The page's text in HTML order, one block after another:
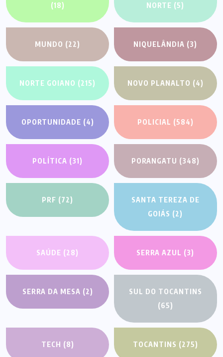
(18)
NORTE (5)
MUNDO (22) NIQUELÂNDIA (3)
NORTE GOIANO (215) NOVO PLANALTO (4)
OPORTUNIDADE (4) POLICIAL (584)
POLÍTICA (31) PORANGATU (348)
PRF (72)
SANTA TEREZA DE
GOIÁS (2)
SAÚDE (28) SERRA AZUL (3)
SERRA DA MESA (2)
SUL DO TOCANTINS
(65)
TECH (8) TOCANTINS (275)